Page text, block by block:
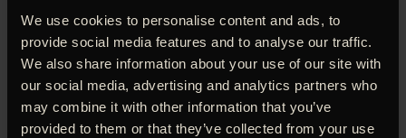
We use cookies to personalise content and ads, to
provide social media features and to analyse our traffic.
We also share information about your use of our site with
our social media, advertising and analytics partners who
may combine it with other information that you’ve
provided to them or that they’ve collected from your use
‘Just the Wind’ er en politisk film, når den er stærkest. Et